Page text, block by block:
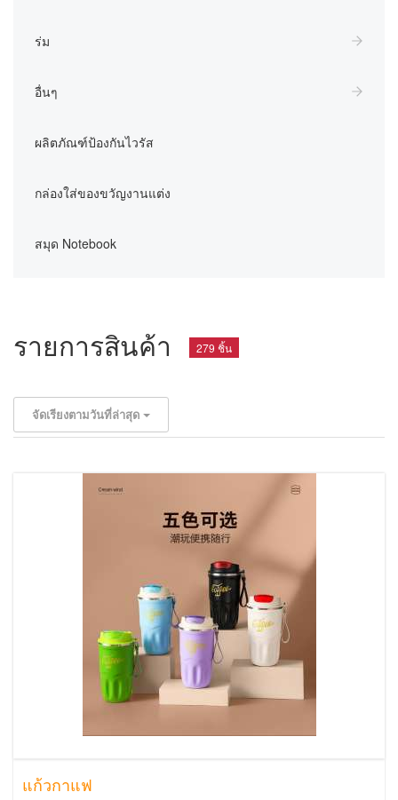
ร่ม
อื่นๆ
ผลิตภัณฑ์ป้องกันไวรัส
กล่องใส่ของขวัญงานแต่ง
สมุด Notebook
รายการสินค้า 279 ชิ้น
จัดเรียงตามวันที่ล่าสุด
แก้วกาแฟ